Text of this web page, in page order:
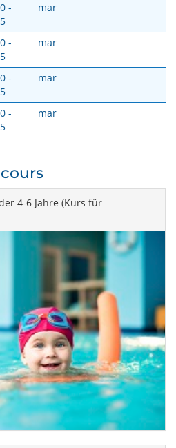
-
mar
-
mar
-
mar
-
mar
4-6 Jahre (Kurs für